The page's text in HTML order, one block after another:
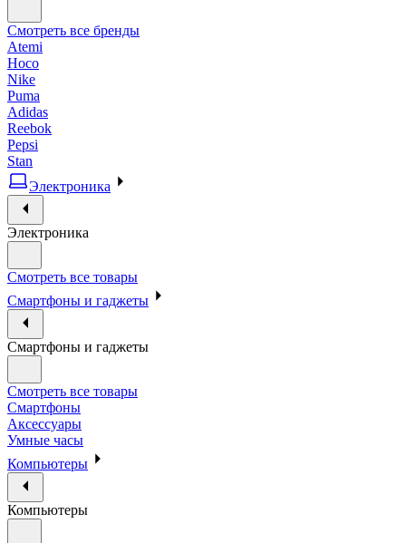
Смотреть все бренды
Atemi
Hoco
Nike
Puma
Adidas
Reebok
Pepsi
Stan
Электроника
Электроника
Смотреть все товары
Смартфоны и гаджеты
Смартфоны и гаджеты
Смотреть все товары
Смартфоны
Аксессуары
Умные часы
Компьютеры
Компьютеры